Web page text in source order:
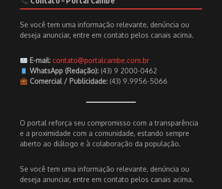
Se você tem uma informação relevante, denúncia ou
deseja anunciar, entre em contato pelos canais acima.
E-mail: contato@portalcambe.com.br
WhatsApp (Redação):(43) 9 2000-0462
Comercial / Publicidade:(43) 9.9956-5066
O portal reforça seu compromisso com a transparência
e a proximidade com a comunidade, estando sempre
aberto ao diálogo e à colaboração da população.
Se você tem uma informação relevante, denúncia ou
deseja anunciar, entre em contato pelos canais acima.